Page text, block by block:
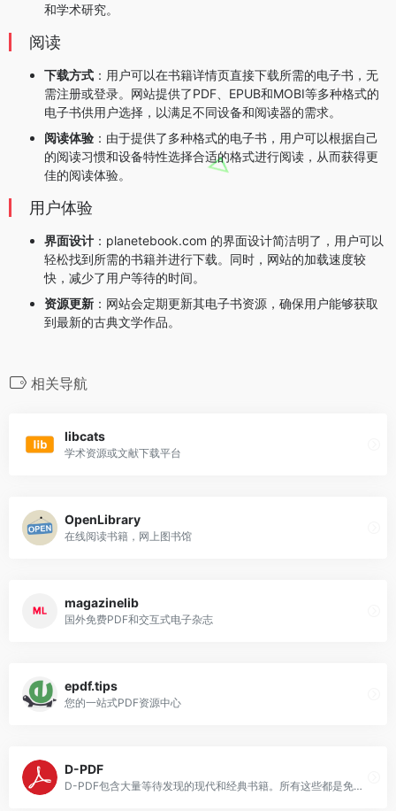
和学术研究。
阅读
下载方式 ：用户可以在书籍详情页直接下载所需的电子书，无
需注册或登录。网站提供了PDF、EPUB和MOBI等多种格式的
电子书供用户选择，以满足不同设备和阅读器的需求。
阅读体验 ：由于提供了多种格式的电子书，用户可以根据自己
的阅读习惯和设备特性选择合适的格式进行阅读，从而获得更
佳的阅读体验。
用户体验
界面设计 ：planetebook.com 的界面设计简洁明了，用户可以
轻松找到所需的书籍并进行下载。同时，网站的加载速度较
快，减少了用户等待的时间。
资源更新 ：网站会定期更新其电子书资源，确保用户能够获取
到最新的古典文学作品。
相关导航
libcats
学术资源或文献下载平台
OpenLibrary
在线阅读书籍，网上图书馆
magazinelib
国外免费PDF和交互式电子杂志
epdf.tips
您的一站式PDF资源中心
D-PDF
D-PDF包含大量等待发现的现代和经典书籍。所有这些都是免费的，并且以大多数电子阅读器格式提供